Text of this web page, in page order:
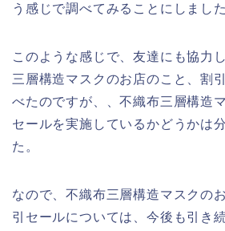
う感じで調べてみることにしました
このような感じで、友達にも協力
三層構造マスクのお店のこと、割
べたのですが、、不織布三層構造
セールを実施しているかどうかは
た。
なので、不織布三層構造マスクの
引セールについては、今後も引き